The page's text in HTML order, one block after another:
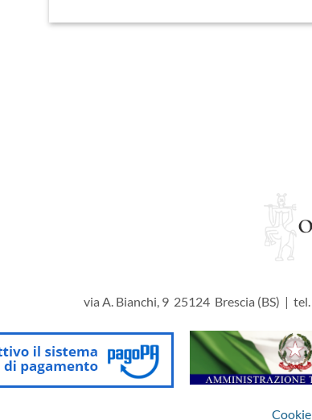
via A. Bianchi, 9 25124 Brescia (BS) |